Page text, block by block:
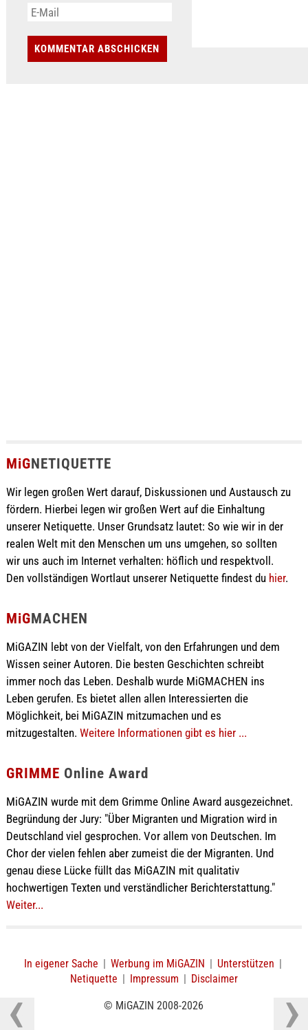
MiGNETIQUETTE
Wir legen großen Wert darauf, Diskussionen und Austausch zu
fördern. Hierbei legen wir großen Wert auf die Einhaltung
unserer Netiquette. Unser Grundsatz lautet: So wie wir in der
realen Welt mit den Menschen um uns umgehen, so sollten
wir uns auch im Internet verhalten: höflich und respektvoll.
Den vollständigen Wortlaut unserer Netiquette findest du hier.
MiGMACHEN
MiGAZIN lebt von der Vielfalt, von den Erfahrungen und dem
Wissen seiner Autoren. Die besten Geschichten schreibt
immer noch das Leben. Deshalb wurde MiGMACHEN ins
Leben gerufen. Es bietet allen allen Interessierten die
Möglichkeit, bei MiGAZIN mitzumachen und es
mitzugestalten. Weitere Informationen gibt es hier ...
GRIMME Online Award
MiGAZIN wurde mit dem Grimme Online Award ausgezeichnet.
Begründung der Jury: "Über Migranten und Migration wird in
Deutschland viel gesprochen. Vor allem von Deutschen. Im
Chor der vielen fehlen aber zumeist die der Migranten. Und
genau diese Lücke füllt das MiGAZIN mit qualitativ
hochwertigen Texten und verständlicher Berichterstattung."
Weiter...
In eigener Sache | Werbung im MiGAZIN | Unterstützen |
Netiquette | Impressum | Disclaimer
© MiGAZIN 2008-2026